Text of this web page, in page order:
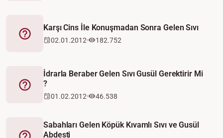
Fetva
Karşı Cins İle Konuşmadan Sonra Gelen Sıvı
02.01.2012 182.752
Fetva
İdrarla Beraber Gelen Sıvı Gusül Gerektirir Mi
?
01.02.2012 46.538
Sabahları Gelen Köpük Kıvamlı Sıvı ve Gusül
Abdesti